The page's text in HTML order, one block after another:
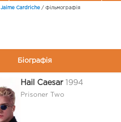
Jaime Cardriche / Фільмографія
Біографія
Hail Caesar 1994
Prisoner Two